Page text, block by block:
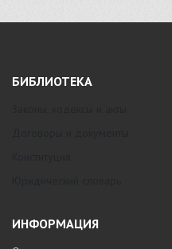
БИБЛИОТЕКА
ИНФОРМАЦИЯ